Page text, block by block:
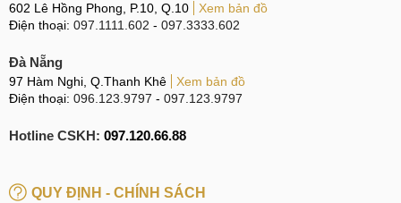
602 Lê Hồng Phong, P.10, Q.10
Xem bản đồ
Điện thoại: 097.1111.602 - 097.3333.602
Đà Nẵng
97 Hàm Nghi, Q.Thanh Khê
Xem bản đồ
Điện thoại: 096.123.9797 - 097.123.9797
Hotline CSKH: 097.120.66.88
QUY ĐỊNH - CHÍNH SÁCH